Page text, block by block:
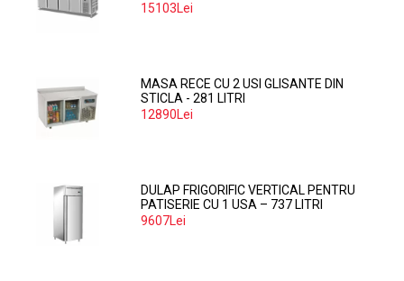
15103Lei
MASA RECE CU 2 USI GLISANTE DIN
STICLA - 281 LITRI
12890Lei
DULAP FRIGORIFIC VERTICAL PENTRU
PATISERIE CU 1 USA – 737 LITRI
9607Lei